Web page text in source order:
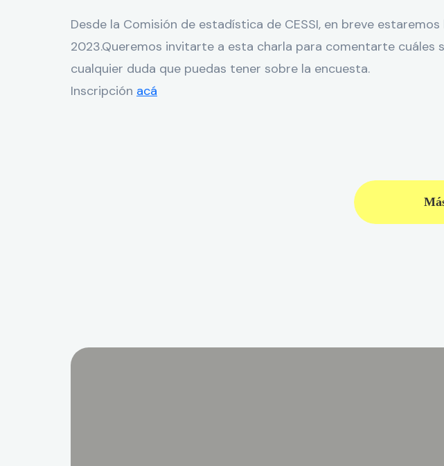
Desde la Comisión de estadística de CESSI, en breve
2023.Queremos invitarte a esta charla para comentarte
cualquier duda que puedas tener sobre la encuesta.
Inscripción acá